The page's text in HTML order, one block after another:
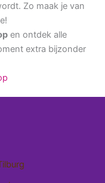
Zo maak je van
en ontdek alle
extra bijzonder